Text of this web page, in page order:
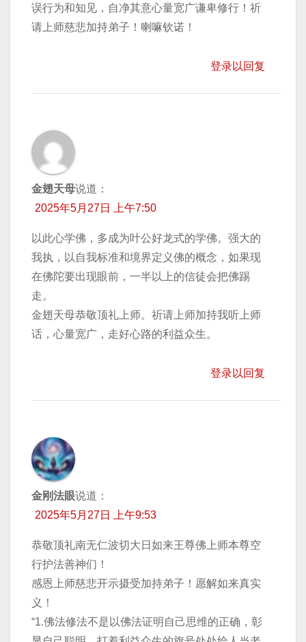
误行为和知见，自净其意心量宽广谦卑修行！祈
请上师慈悲加持弟子！喇嘛钦诺！
登录以回复
金翅天母说道：
2025年5月27日 上午7:50
以此心学佛，多成为叶公好龙式的学佛。强大的
我执，以自我标准和境界定义佛的概念，如果现
在佛陀要出现眼前，一半以上的信徒会把佛踢
走。
金翅天母恭敬顶礼上师。祈请上师加持我听上师
话，心量宽广，走好心路的利益众生。
登录以回复
金刚法眼说道：
2025年5月27日 上午9:53
恭敬顶礼南无仁波切大日如来王尊佛上师本尊空
行护法善神们！
感恩上师慈悲开示摄受加持弟子！愿解如来真实
义！
“1.佛法修法不是以佛法证明自己思维的正确，彰